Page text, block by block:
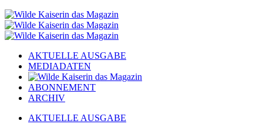
AKTUELLE AUSGABE
MEDIADATEN
ABONNEMENT
ARCHIV
AKTUELLE AUSGABE